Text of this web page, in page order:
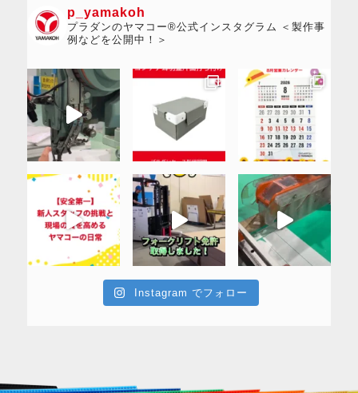
p_yamakoh
プラダンのヤマコー®公式インスタグラム ＜製作事
例などを公開中！＞
Instagram でフォロー